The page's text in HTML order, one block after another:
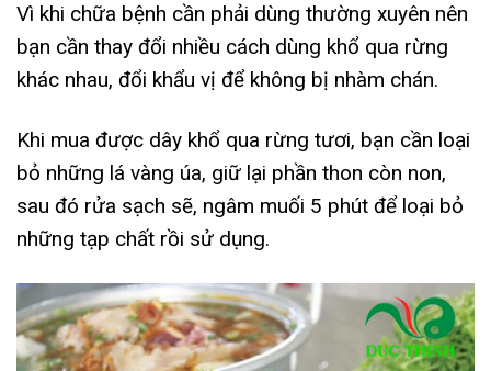
Vì khi chữa bệnh cần phải dùng thường xuyên nên
bạn cần thay đổi nhiều cách dùng khổ qua rừng
khác nhau, đổi khẩu vị để không bị nhàm chán.
Khi mua được dây khổ qua rừng tươi, bạn cần loại
bỏ những lá vàng úa, giữ lại phần thon còn non,
sau đó rửa sạch sẽ, ngâm muối 5 phút để loại bỏ
những tạp chất rồi sử dụng.